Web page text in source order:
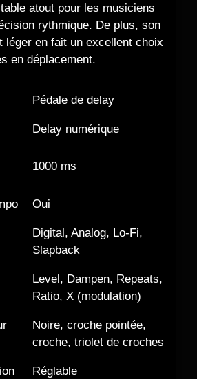
atout pour les musiciens
rythmique. De plus, son
léger en fait un excellent choix
en déplacement.
Pédale de delay
Delay numérique
1000 ms
Oui
Digital, Analog, Lo-Fi,
Slapback
Level, Dampen, Repeats,
Ratio, X (modulation)
Noire, croche pointée,
croche, triolet de croches
Réglable